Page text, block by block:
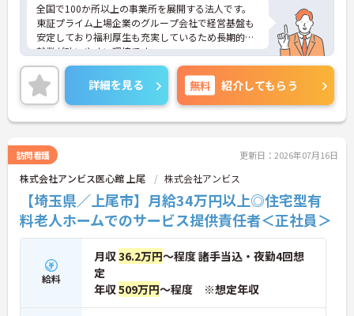
全国で100か所以上の事業所を展開する法人です。
東証プライム上場企業のグループ会社で経営基盤も
安定しており福利厚生も充実しているため長期的な
就業が叶いやすい環境です。
また、キャリアパス制度が整っているので、経験が
浅い方・ブランクがある方も高い目標をもって仕事
に取り組んでいただけます◎
ご興味ある方には、面接対策ポイントなど、さらに
詳細をお話しいたしますのでお気軽にご相談くださ
詳細を見る 無料 紹介してもらう
訪問看護 更新日：2026年07月16日
株式会社アンビス医心館 上尾 株式会社アンビス
【埼玉県／上尾市】月給34万円以上◎住宅型有
料老人ホームでのサービス提供責任者＜正社員＞
給料
月収36.2万円～程度 諸手当込・夜勤4回想
定
年収509万円～程度 ※想定年収